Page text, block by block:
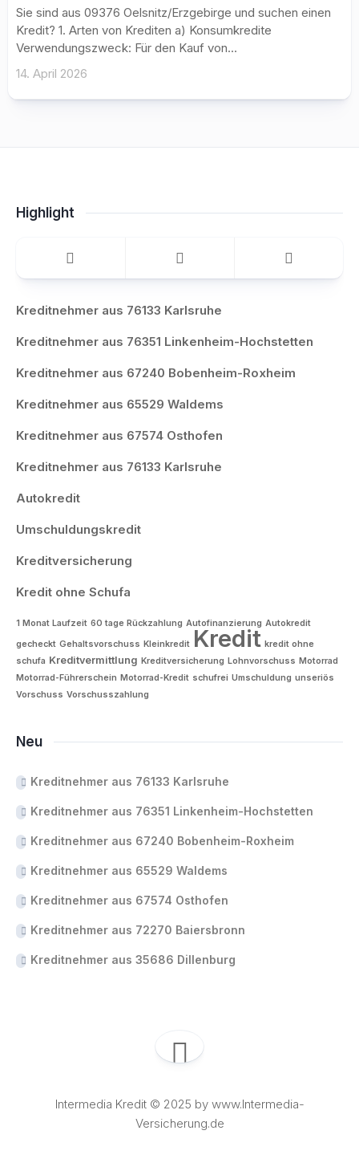
Sie sind aus 09376 Oelsnitz/Erzgebirge und suchen einen
Kredit? 1. Arten von Krediten a) Konsumkredite
Verwendungszweck: Für den Kauf von...
14. April 2026
Highlight
Kreditnehmer aus 76133 Karlsruhe
Kreditnehmer aus 76351 Linkenheim-Hochstetten
Kreditnehmer aus 67240 Bobenheim-Roxheim
Kreditnehmer aus 65529 Waldems
Kreditnehmer aus 67574 Osthofen
Kreditnehmer aus 76133 Karlsruhe
Autokredit
Umschuldungskredit
Kreditversicherung
Kredit ohne Schufa
1 Monat Laufzeit 60 tage Rückzahlung Autofinanzierung Autokredit
gecheckt Gehaltsvorschuss Kleinkredit Kredit kredit ohne
schufa Kreditvermittlung Kreditversicherung Lohnvorschuss Motorrad
Motorrad-Führerschein Motorrad-Kredit schufrei Umschuldung unseriös
Vorschuss Vorschusszahlung
Neu
Kreditnehmer aus 76133 Karlsruhe
Kreditnehmer aus 76351 Linkenheim-Hochstetten
Kreditnehmer aus 67240 Bobenheim-Roxheim
Kreditnehmer aus 65529 Waldems
Kreditnehmer aus 67574 Osthofen
Kreditnehmer aus 72270 Baiersbronn
Kreditnehmer aus 35686 Dillenburg
Intermedia Kredit © 2025 by www.Intermedia-
Versicherung.de